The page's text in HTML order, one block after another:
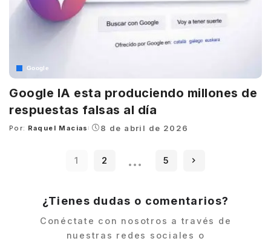
Google
Google IA esta produciendo millones de
respuestas falsas al día
Posted
Por: Raquel Macias 8 de abril de 2026
1 2 … 5
¿Tienes dudas o comentarios?
Conéctate con nosotros a través de
nuestras redes sociales o